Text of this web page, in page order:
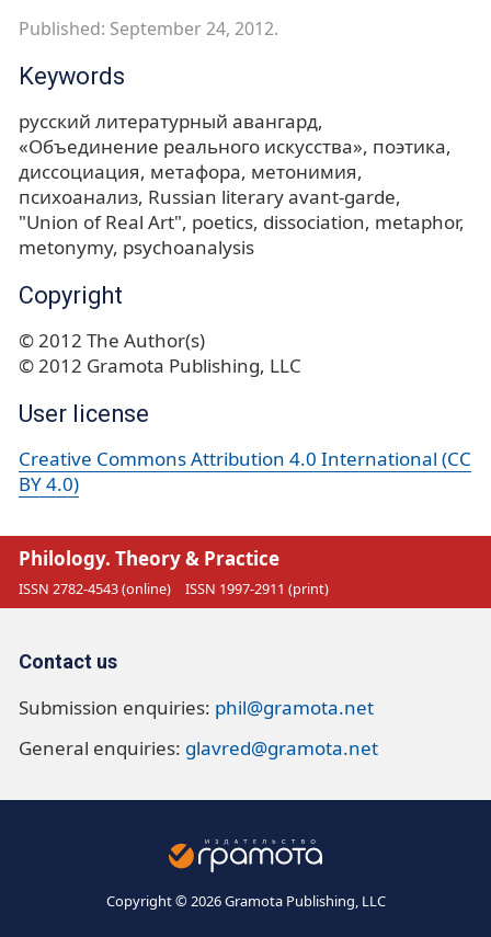
Published: September 24, 2012.
Keywords
русский литературный авангард
«Объединение реального искусства» поэтика
диссоциация метафора метонимия
психоанализ Russian literary avant-garde
"Union of Real Art" poetics dissociation metaphor
metonymy psychoanalysis
Copyright
© 2012 The Author(s)
© 2012 Gramota Publishing, LLC
User license
Creative Commons Attribution 4.0 International (CC
BY 4.0)
Philology. Theory & Practice
ISSN 2782-4543 (online) ISSN 1997-2911 (print)
Contact us
Submission enquiries: phil@gramota.net
General enquiries: glavred@gramota.net
Copyright © 2026 Gramota Publishing, LLC